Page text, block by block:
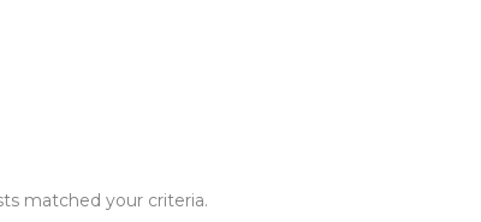
matched your criteria.